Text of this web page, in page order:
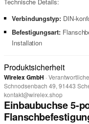
Verbindungstyp: DIN-
Befestigungsart:
Installation
Produktsicherheit
Wirelex GmbH ·
Schnodsenbach 49, 91443
kontakt@wirelex.shop
Einbaubuchse 5-